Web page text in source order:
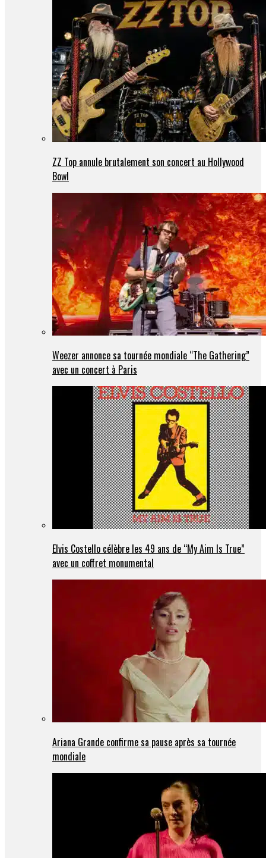
ZZ Top annule brutalement son concert au Hollywood
Bowl
Weezer annonce sa tournée mondiale “The Gathering”
avec un concert à Paris
Elvis Costello célèbre les 49 ans de “My Aim Is True”
avec un coffret monumental
Ariana Grande confirme sa pause après sa tournée
mondiale